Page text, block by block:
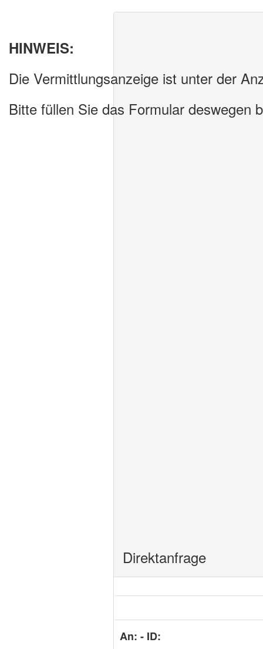
HINWEIS:
Die Vermittlungsanzeige ist unter der
Bitte füllen Sie das Formular deswegen
Direktanfrage
An: - ID: